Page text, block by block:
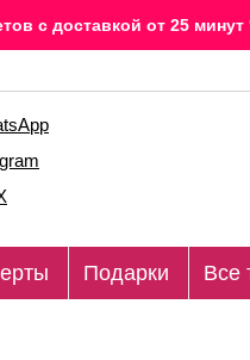
c доставкой от 25 минут
Подарки Все